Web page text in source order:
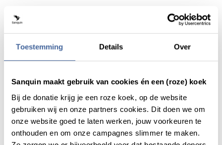
Toestemming Details Over
Sanquin maakt gebruik van cookies én een (roze) koek
Bij de donatie krijg je een roze koek, op de website
gebruiken wij en onze partners cookies. Dit doen we om
onze website goed te laten werken, jouw voorkeuren te
onthouden en om onze campagnes slimmer te maken.
Drager van het HH-gen met
klinisch beeld en in de
onderhoudsfase
De behandelend arts kan de patiënt aanmelden als donor
onderhoudsfase bevindt. Het afgenomen bloed kan
gebruikt worden voor bloedtransfusie.
Behandelingsmogelijkheden